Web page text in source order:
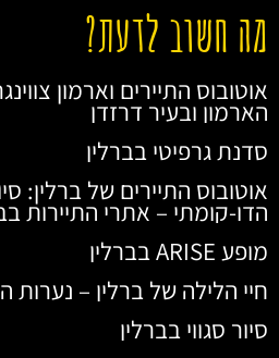
מה חשוב לדעת?
אוטובוס התיירים וארמון
הארמון ובעיר דרזדן
סדנת גרפיטי בברלין
אוטובוס התיירים של ברלין:
הדו-קומתי – אתרי התיירות
מופע ARISE בברלין
חיי הלילה של ברלין –
סיור סגווי בברלין